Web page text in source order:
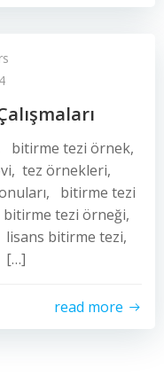
bitirme tezi örnek,
tez örnekleri,
bitirme tezi
tezi örneği,
bitirme tezi,
read more